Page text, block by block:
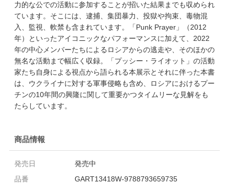
力的な公での活動に参加することが招いた結果までも収められ
ています。そこには、逮捕、集団暴力、投獄や拘束、毒物混
入、監視、軟禁も含まれています。「Punk Prayer」（2012
年）といったアイコニックなパフォーマンスに加えて、2022
年の中心メンバーたちによるロシアからの逃走や、そのほかの
無名な活動まで幅広く収録。「プッシー・ライオット」の活動
家たち自身による視点から語られる本展示とそれに伴った本書
は、ウクライナに対する軍事侵略も含め、ロシアにおけるプー
チンの10年間の興隆に関して重要かつタイムリーな見解をも
たらしています。
商品情報
発売日
発売中
品番
GART13418W-9788793659735